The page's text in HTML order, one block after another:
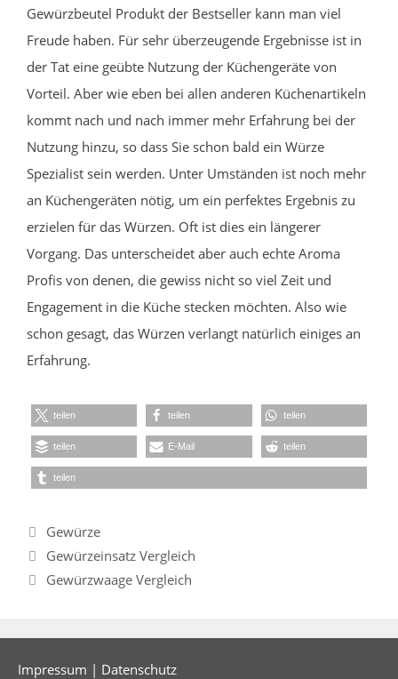
Gewürzbeutel Produkt der Bestseller kann man viel
Freude haben. Für sehr überzeugende Ergebnisse ist in
der Tat eine geübte Nutzung der Küchengeräte von
Vorteil. Aber wie eben bei allen anderen Küchenartikeln
kommt nach und nach immer mehr Erfahrung bei der
Nutzung hinzu, so dass Sie schon bald ein Würze
Spezialist sein werden. Unter Umständen ist noch mehr
an Küchengeräten nötig, um ein perfektes Ergebnis zu
erzielen für das Würzen. Oft ist dies ein längerer
Vorgang. Das unterscheidet aber auch echte Aroma
Profis von denen, die gewiss nicht so viel Zeit und
Engagement in die Küche stecken möchten. Also wie
schon gesagt, das Würzen verlangt natürlich einiges an
Erfahrung.
teilen teilen teilen
teilen E-Mail teilen
teilen
Kategorien
Gewürze
Gewürzeinsatz Vergleich
Gewürzwaage Vergleich
Impressum | Datenschutz